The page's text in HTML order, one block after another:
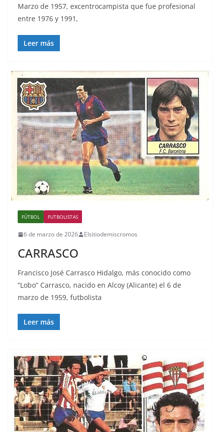
Marzo de 1957, excentrocampista que fue profesional
entre 1976 y 1991,
Leer más
FÚTBOL FUTBOLISTAS
6 de marzo de 2026 Elsitiodemiscromos
CARRASCO
Francisco José Carrasco Hidalgo, más conocido como
“Lobo” Carrasco, nacido en Alcoy (Alicante) el 6 de
marzo de 1959, futbolista
Leer más